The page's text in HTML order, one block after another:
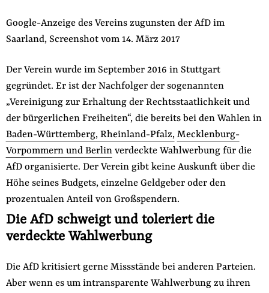
Google-Anzeige des Vereins zugunsten der AfD im
Saarland, Screenshot vom 14. März 2017
Der Verein wurde im September 2016 in Stuttgart
gegründet. Er ist der Nachfolger der sogenannten
„Vereinigung zur Erhaltung der Rechtsstaatlichkeit und
der bürgerlichen Freiheiten“, die bereits bei den Wahlen in
Baden-Württemberg, Rheinland-Pfalz, Mecklenburg-
Vorpommern und Berlinverdeckte Wahlwerbung für die
AfD organisierte. Der Verein gibt keine Auskunft über die
Höhe seines Budgets, einzelne Geldgeber oder den
prozentualen Anteil von Großspendern.
Die AfD schweigt und toleriert die
verdeckte Wahlwerbung
Die AfD kritisiert gerne Missstände bei anderen Parteien.
Aber wenn es um intransparente Wahlwerbung zu ihren